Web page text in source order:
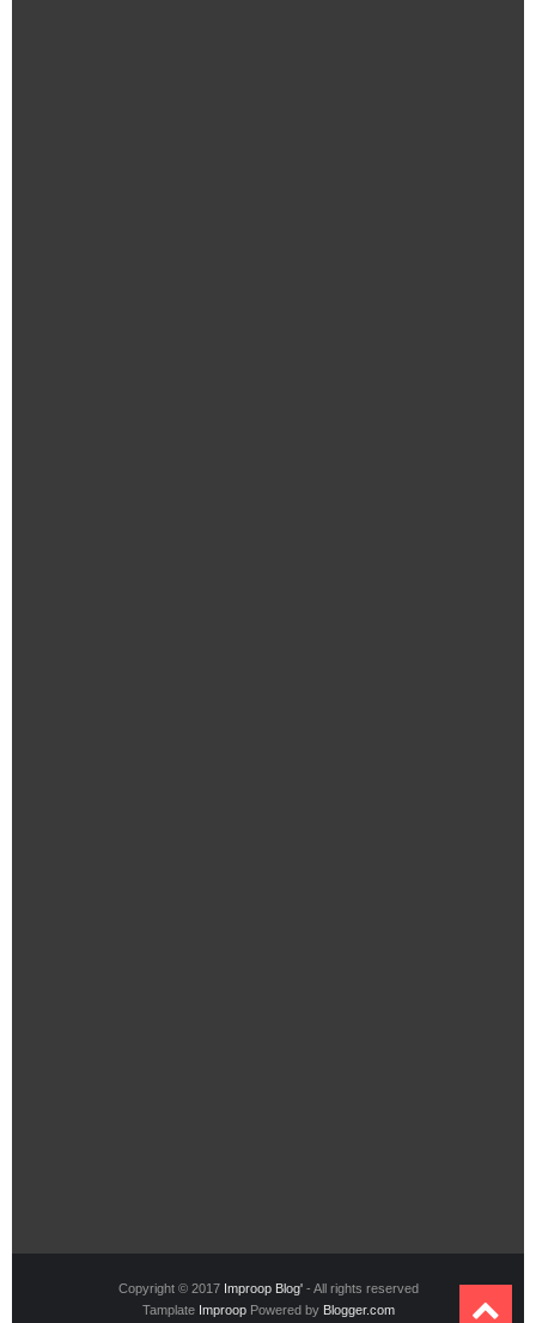
Copyright © 2017 Improop Blog'- All rights reserved
Tamplate ImproopPowered by Blogger.com